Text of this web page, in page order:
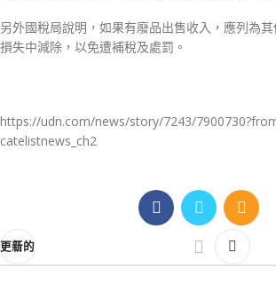
另外國稅局說明，如果有廢品出售收入，應列為
損失中減除，以免遭補稅及處罰。
https://udn.com/news/story/7243/
catelistnews_ch2
更新的